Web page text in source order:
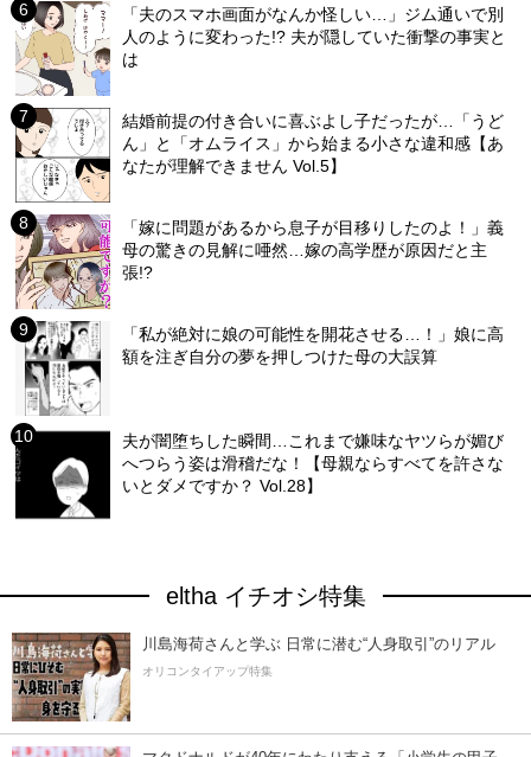
「夫のスマホ画面がなんか怪しい…」ジム通いで別
人のように変わった!? 夫が隠していた衝撃の事実と
は
結婚前提の付き合いに喜ぶよし子だったが…「うど
ん」と「オムライス」から始まる小さな違和感【あ
なたが理解できません Vol.5】
「嫁に問題があるから息子が目移りしたのよ！」義
母の驚きの見解に唖然…嫁の高学歴が原因だと主
張!?
「私が絶対に娘の可能性を開花させる…！」娘に高
額を注ぎ自分の夢を押しつけた母の大誤算
夫が闇堕ちした瞬間…これまで嫌味なヤツらが媚び
へつらう姿は滑稽だな！【母親ならすべてを許さな
いとダメですか？ Vol.28】
eltha イチオシ特集
川島海荷さんと学ぶ 日常に潜む“人身取引”のリアル
オリコンタイアップ特集